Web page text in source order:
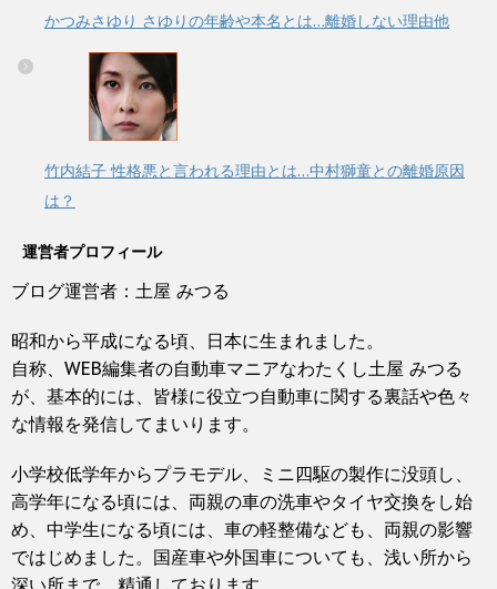
かつみさゆり さゆりの年齢や本名とは…離婚しない理由他
竹内結子 性格悪と言われる理由とは…中村獅童との離婚原因
は？
運営者プロフィール
ブログ運営者：土屋 みつる
昭和から平成になる頃、日本に生まれました。
自称、WEB編集者の自動車マニアなわたくし土屋 みつる
が、基本的には、皆様に役立つ自動車に関する裏話や色々
な情報を発信してまいります。
小学校低学年からプラモデル、ミニ四駆の製作に没頭し、
高学年になる頃には、両親の車の洗車やタイヤ交換をし始
め、中学生になる頃には、車の軽整備なども、両親の影響
ではじめました。国産車や外国車についても、浅い所から
深い所まで、精通しております。